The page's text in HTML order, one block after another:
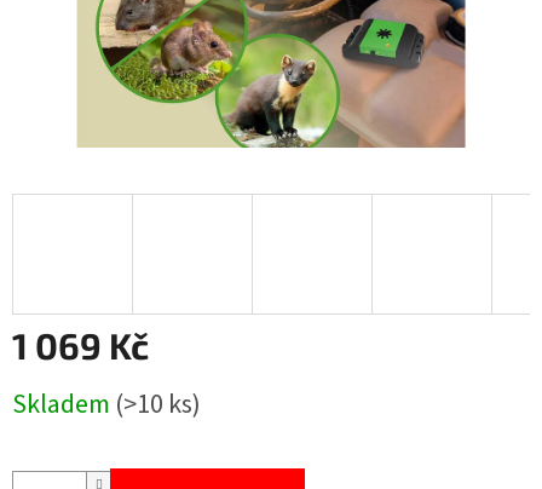
1 069 Kč
cena:
Skladem (>10 ks)